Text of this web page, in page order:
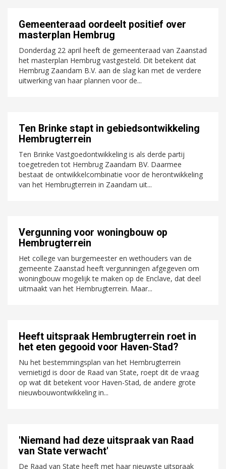
Gemeenteraad oordeelt positief over
masterplan Hembrug
Donderdag 22 april heeft de gemeenteraad van Zaanstad
het masterplan Hembrug vastgesteld. Dit betekent dat
Hembrug Zaandam B.V. aan de slag kan met de verdere
uitwerking van haar plannen voor de...
Ten Brinke stapt in gebiedsontwikkeling
Hembrugterrein
Ten Brinke Vastgoedontwikkeling is als derde partij
toegetreden tot Hembrug Zaandam BV. Daarmee
bestaat de ontwikkelcombinatie voor de herontwikkeling
van het Hembrugterrein in Zaandam uit...
Vergunning voor woningbouw op
Hembrugterrein
Het college van burgemeester en wethouders van de
gemeente Zaanstad heeft vergunningen afgegeven om
woningbouw mogelijk te maken op de Enclave, dat deel
uitmaakt van het Hembrugterrein. Maar...
Heeft uitspraak Hembrugterrein roet in
het eten gegooid voor Haven-Stad?
Nu het bestemmingsplan van het Hembrugterrein
vernietigd is door de Raad van State, roept dit de vraag
op wat dit betekent voor Haven-Stad, de andere grote
nieuwbouwontwikkeling in...
'Niemand had deze uitspraak van Raad
van State verwacht'
De Raad van State heeft met haar nieuwste uitspraak